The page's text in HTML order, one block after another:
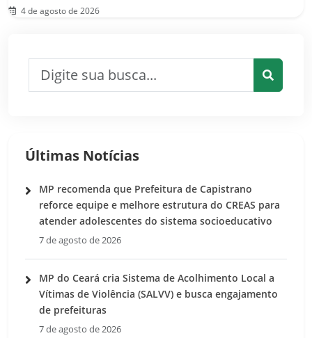
4 de agosto de 2026
Últimas Notícias
MP recomenda que Prefeitura de Capistrano
reforce equipe e melhore estrutura do CREAS para
atender adolescentes do sistema socioeducativo
7 de agosto de 2026
MP do Ceará cria Sistema de Acolhimento Local a
Vítimas de Violência (SALVV) e busca engajamento
de prefeituras
7 de agosto de 2026